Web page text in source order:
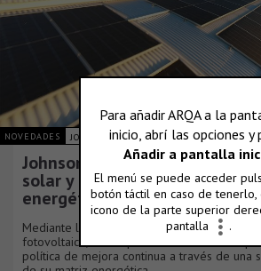
NOVEDADES JOHNSON ACERO S.A.
Johnson Acero duplica su
solar y consolida su plan de
energética
Mediante la culminación de una nueva fase
fotovoltaico, la compañía reafirma su
política de mejora continua a través de una